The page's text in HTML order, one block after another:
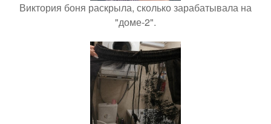
Виктория боня раскрыла, сколько зарабатывала на
"доме-2".